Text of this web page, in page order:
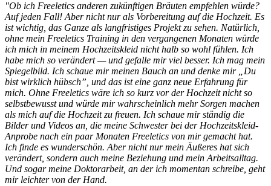
"Ob ich Freeletics anderen zukünftigen Bräuten empfehlen würde?
Auf jeden Fall! Aber nicht nur als Vorbereitung auf die Hochzeit. Es
ist wichtig, das Ganze als langfristiges Projekt zu sehen. Natürlich,
ohne mein Freeletics Training in den vergangenen Monaten würde
ich mich in meinem Hochzeitskleid nicht halb so wohl fühlen. Ich
habe mich so verändert — und gefalle mir viel besser. Ich mag mein
Spiegelbild. Ich schaue mir meinen Bauch an und denke mir „Du
bist wirklich hübsch”, und das ist eine ganz neue Erfahrung für
mich. Ohne Freeletics wäre ich so kurz vor der Hochzeit nicht so
selbstbewusst und würde mir wahrscheinlich mehr Sorgen machen
als mich auf die Hochzeit zu freuen. Ich schaue mir ständig die
Bilder und Videos an, die meine Schwester bei der Hochzeitskleid-
Anprobe nach ein paar Monaten Freeletics von mir gemacht hat.
Ich finde es wunderschön. Aber nicht nur mein Äußeres hat sich
verändert, sondern auch meine Beziehung und mein Arbeitsalltag.
Und sogar meine Doktorarbeit, an der ich momentan schreibe, geht
mir leichter von der Hand.